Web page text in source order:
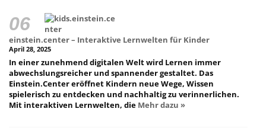
einstein.center – Interaktive Lernwelten für Kinder
April 28, 2025
In einer zunehmend digitalen Welt wird Lernen immer
abwechslungsreicher und spannender gestaltet. Das
Einstein.Center eröffnet Kindern neue Wege, Wissen
spielerisch zu entdecken und nachhaltig zu verinnerlichen.
Mit interaktiven Lernwelten, die Mehr dazu »